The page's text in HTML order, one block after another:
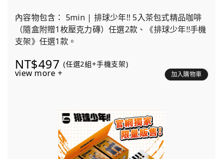
內容物包含： 5min | 排球少年!! 5入茶包式精品咖啡
（隨盒附贈1枚壓克力磚）任選2款、《排球少年!!手機
支架》任選1款。
NT$497 (任選2組+手機支架)
view more + 加入購物車